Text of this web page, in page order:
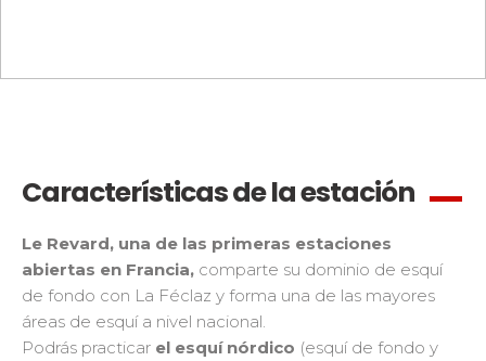
Características de la estación
Le Revard, una de las primeras estaciones
abiertas en Francia, comparte su dominio de esquí
de fondo con La Féclaz y forma una de las mayores
áreas de esquí a nivel nacional.
Podrás practicar el esquí nórdico (esquí de fondo y